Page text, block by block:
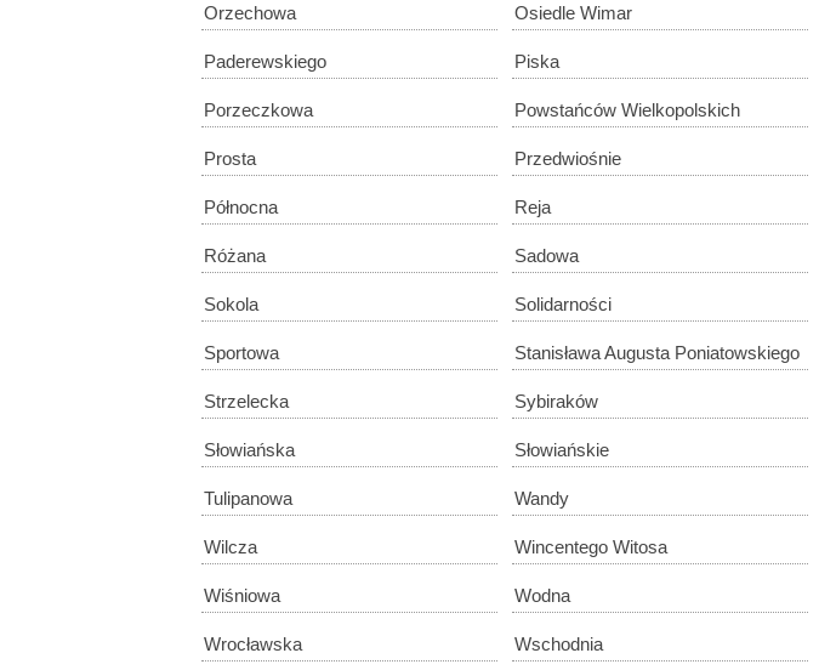
Orzechowa Osiedle Wimar
Paderewskiego Piska
Porzeczkowa Powstańców Wielkopolskich
Prosta Przedwiośnie
Północna Reja
Różana Sadowa
Sokola Solidarności
Sportowa Stanisława Augusta Poniatowskiego
Strzelecka Sybiraków
Słowiańska Słowiańskie
Tulipanowa Wandy
Wilcza Wincentego Witosa
Wiśniowa Wodna
Wrocławska Wschodnia